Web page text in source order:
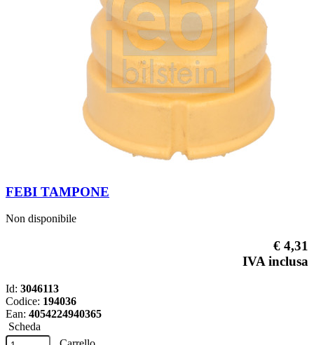
FEBI TAMPONE
Non disponibile
€ 4,31
IVA inclusa
Id: 3046113
Codice: 194036
Ean: 4054224940365
Scheda